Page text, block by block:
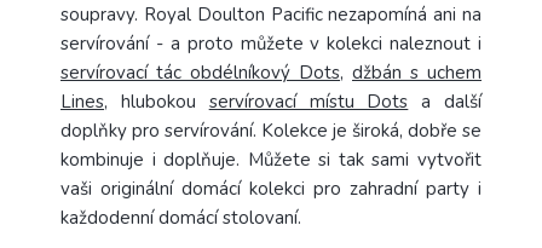
soupravy. Royal Doulton Pacific nezapomíná ani na
servírování - a proto můžete v kolekci naleznout i
servírovací tác obdélníkový Dots, džbán s uchem
Lines, hlubokou servírovací místu Dots a další
doplňky pro servírování. Kolekce je široká, dobře se
kombinuje i doplňuje. Můžete si tak sami vytvořit
vaši originální domácí kolekci pro zahradní party i
každodenní domácí stolovaní.